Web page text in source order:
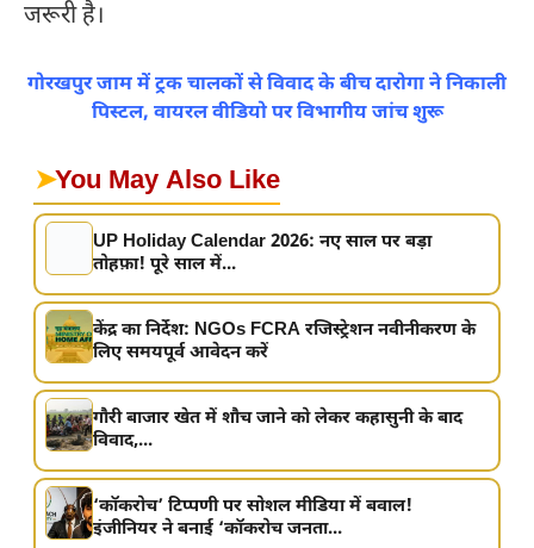
जरूरी है।
गोरखपुर जाम में ट्रक चालकों से विवाद के बीच दारोगा ने निकाली
पिस्टल, वायरल वीडियो पर विभागीय जांच शुरू
➤You May Also Like
UP Holiday Calendar 2026: नए साल पर बड़ा
तोहफ़ा! पूरे साल में...
केंद्र का निर्देश: NGOs FCRA रजिस्ट्रेशन नवीनीकरण के
लिए समयपूर्व आवेदन करें
गौरी बाजार खेत में शौच जाने को लेकर कहासुनी के बाद
विवाद,...
‘कॉकरोच’ टिप्पणी पर सोशल मीडिया में बवाल!
इंजीनियर ने बनाई ‘कॉकरोच जनता...